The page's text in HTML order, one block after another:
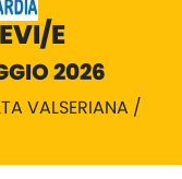
E
2026
VALSERIANA /